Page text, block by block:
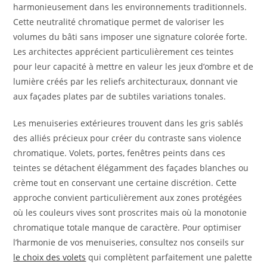
harmonieusement dans les environnements traditionnels.
Cette neutralité chromatique permet de valoriser les
volumes du bâti sans imposer une signature colorée forte.
Les architectes apprécient particulièrement ces teintes
pour leur capacité à mettre en valeur les jeux d’ombre et de
lumière créés par les reliefs architecturaux, donnant vie
aux façades plates par de subtiles variations tonales.
Les menuiseries extérieures trouvent dans les gris sablés
des alliés précieux pour créer du contraste sans violence
chromatique. Volets, portes, fenêtres peints dans ces
teintes se détachent élégamment des façades blanches ou
crème tout en conservant une certaine discrétion. Cette
approche convient particulièrement aux zones protégées
où les couleurs vives sont proscrites mais où la monotonie
chromatique totale manque de caractère. Pour optimiser
l’harmonie de vos menuiseries, consultez nos conseils sur
le choix des volets qui complètent parfaitement une palette